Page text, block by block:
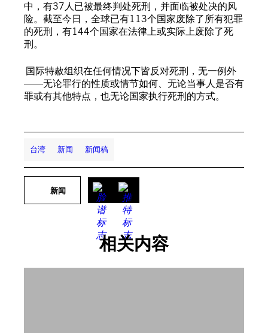
中，有37人已被最终判处死刑，并面临被处决的风
险。截至今日，全球已有113个国家废除了所有犯罪
的死刑，有144个国家在法律上或实际上废除了死
刑。
国际特赦组织在任何情况下皆反对死刑，无一例外
——无论罪行的性质或情节如何、无论当事人是否有
罪或有其他特点，也无论国家执行死刑的方式。
台湾 新闻 新闻稿
新闻
相关内容